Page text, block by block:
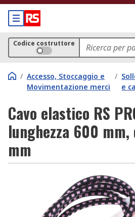
Codice costruttore
/ Accesso, Stoccaggio e
Movimentazione merci
/
e
Cavo elastico RS
lunghezza 600
mm